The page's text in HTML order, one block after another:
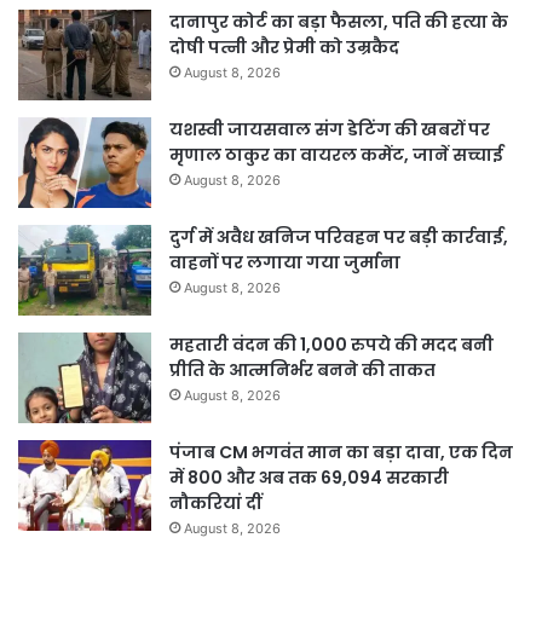
दानापुर कोर्ट का बड़ा फैसला, पति की हत्या के
दोषी पत्नी और प्रेमी को उम्रकैद
August 8, 2026
यशस्वी जायसवाल संग डेटिंग की खबरों पर
मृणाल ठाकुर का वायरल कमेंट, जानें सच्चाई
August 8, 2026
दुर्ग में अवैध खनिज परिवहन पर बड़ी कार्रवाई,
वाहनों पर लगाया गया जुर्माना
August 8, 2026
महतारी वंदन की 1,000 रुपये की मदद बनी
प्रीति के आत्मनिर्भर बनने की ताकत
August 8, 2026
पंजाब CM भगवंत मान का बड़ा दावा, एक दिन
में 800 और अब तक 69,094 सरकारी
नौकरियां दीं
August 8, 2026